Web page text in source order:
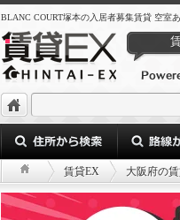
BLANC COURT塚本の入居者募集賃貸 空室あ
賃貸EX 大阪府の